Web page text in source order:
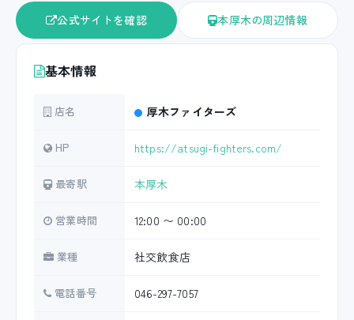
公式サイトを確認 本厚木の周辺情報
基本情報
店名 厚木ファイターズ
HP https://atsugi-fighters.com/
最寄駅 本厚木
営業時間 12:00 〜 00:00
業種 社交飲食店
電話番号 046-297-7057